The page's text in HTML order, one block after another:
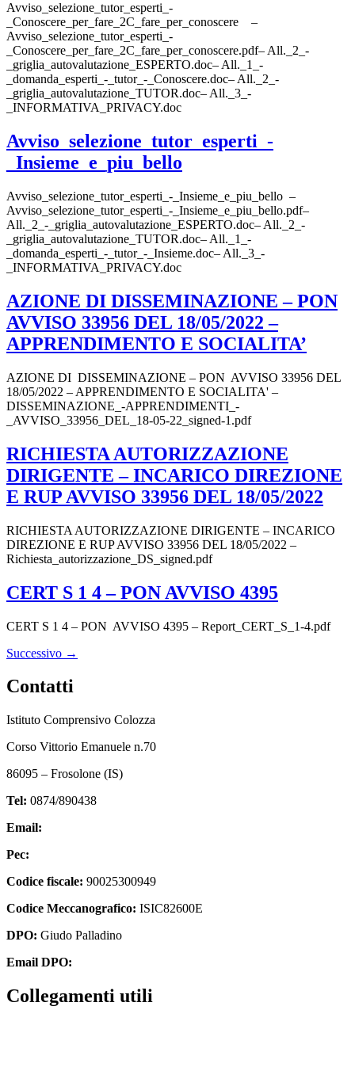
Avviso_selezione_tutor_esperti_-
_Conoscere_per_fare_2C_fare_per_conoscere –
Avviso_selezione_tutor_esperti_-
_Conoscere_per_fare_2C_fare_per_conoscere.pdf– All._2_-
_griglia_autovalutazione_ESPERTO.doc– All._1_-
_domanda_esperti_-_tutor_-_Conoscere.doc– All._2_-
_griglia_autovalutazione_TUTOR.doc– All._3_-
_INFORMATIVA_PRIVACY.doc
Avviso_selezione_tutor_esperti_-
_Insieme_e_piu_bello
Avviso_selezione_tutor_esperti_-_Insieme_e_piu_bello –
Avviso_selezione_tutor_esperti_-_Insieme_e_piu_bello.pdf–
All._2_-_griglia_autovalutazione_ESPERTO.doc– All._2_-
_griglia_autovalutazione_TUTOR.doc– All._1_-
_domanda_esperti_-_tutor_-_Insieme.doc– All._3_-
_INFORMATIVA_PRIVACY.doc
AZIONE DI DISSEMINAZIONE – PON
AVVISO 33956 DEL 18/05/2022 –
APPRENDIMENTO E SOCIALITA’
AZIONE DI DISSEMINAZIONE – PON AVVISO 33956 DEL
18/05/2022 – APPRENDIMENTO E SOCIALITA' –
DISSEMINAZIONE_-APPRENDIMENTI_-
_AVVISO_33956_DEL_18-05-22_signed-1.pdf
RICHIESTA AUTORIZZAZIONE
DIRIGENTE – INCARICO DIREZIONE
E RUP AVVISO 33956 DEL 18/05/2022
RICHIESTA AUTORIZZAZIONE DIRIGENTE – INCARICO
DIREZIONE E RUP AVVISO 33956 DEL 18/05/2022 –
Richiesta_autorizzazione_DS_signed.pdf
CERT S 1 4 – PON AVVISO 4395
CERT S 1 4 – PON AVVISO 4395 – Report_CERT_S_1-4.pdf
Successivo →
Contatti
Istituto Comprensivo Colozza
Corso Vittorio Emanuele n.70
86095 – Frosolone (IS)
Tel: 0874/890438
Email:
Pec:
Codice fiscale: 90025300949
Codice Meccanografico: ISIC82600E
DPO: Giudo Palladino
Email DPO:
Collegamenti utili